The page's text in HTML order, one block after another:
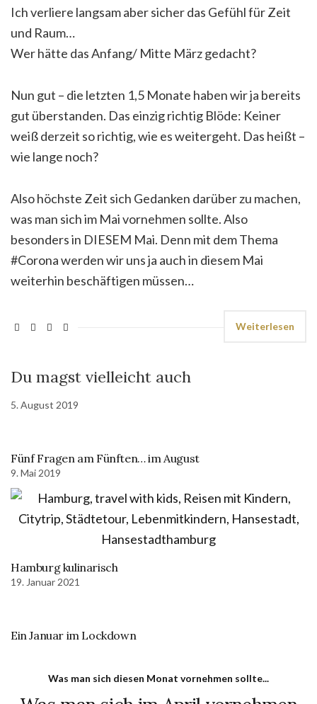
Ich verliere langsam aber sicher das Gefühl für Zeit
und Raum…
Wer hätte das Anfang/ Mitte März gedacht?
Nun gut – die letzten 1,5 Monate haben wir ja bereits
gut überstanden. Das einzig richtig Blöde: Keiner
weiß derzeit so richtig, wie es weitergeht. Das heißt –
wie lange noch?
Also höchste Zeit sich Gedanken darüber zu machen,
was man sich im Mai vornehmen sollte. Also
besonders in DIESEM Mai. Denn mit dem Thema
#Corona werden wir uns ja auch in diesem Mai
weiterhin beschäftigen müssen…
Weiterlesen
Du magst vielleicht auch
5. August 2019
Fünf Fragen am Fünften… im August
9. Mai 2019
Hamburg kulinarisch
19. Januar 2021
Ein Januar im Lockdown
Was man sich diesen Monat vornehmen sollte...